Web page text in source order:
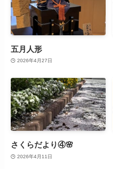
五月人形
2026年4月27日
さくらだより④🌸
2026年4月11日